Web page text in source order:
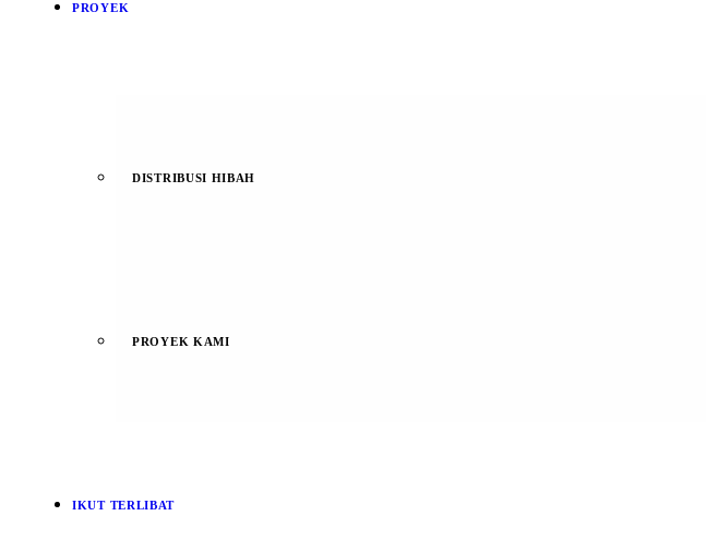
PROYEK
DISTRIBUSI HIBAH
PROYEK KAMI
IKUT TERLIBAT